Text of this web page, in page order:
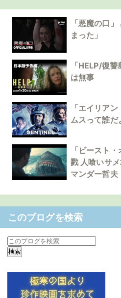
「悪魔の口
まった」
「HELP/復
は無事
「エイリア
ムスって誰だ
「ビースト
戮 人喰いサ
マンダー哲夫
このブログを検索